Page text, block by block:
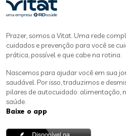
Prazer, somos a Vitat. Uma rede
cuidados e prevenção para você se
prática, possível e que cabe na rotina.
Nascemos para ajudar você em sua
saudável. Por isso, traduzimos e
pilares de autocuidado: alimentação,
saúde.
Baixe o app